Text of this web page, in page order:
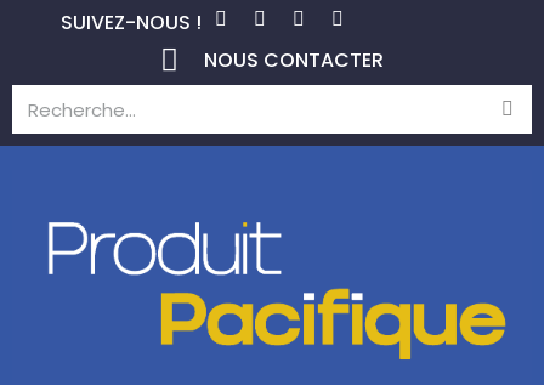
SUIVEZ-NOUS !
NOUS CONTACTER